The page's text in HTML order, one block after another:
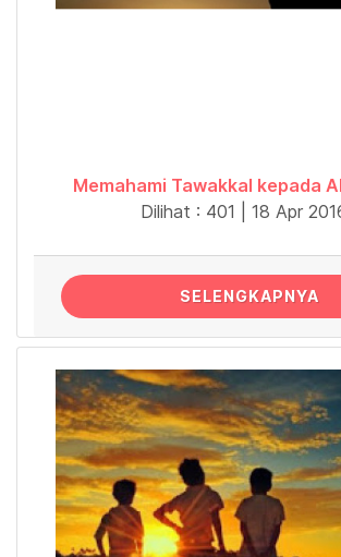
Memahami Tawakkal kepada
Dilihat : 401 | 18 Apr
SELENGKAPNYA